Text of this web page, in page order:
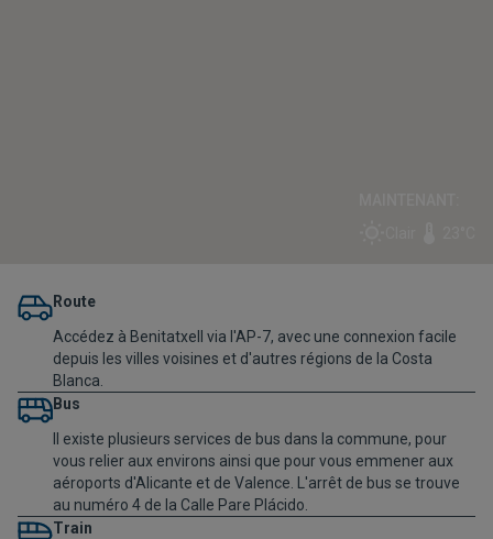
Route
Accédez à Benitatxell via l'AP-7, avec une connexion facile
depuis les villes voisines et d'autres régions de la Costa
Blanca.
Bus
Il existe plusieurs services de bus dans la commune, pour
vous relier aux environs ainsi que pour vous emmener aux
aéroports d'Alicante et de Valence. L'arrêt de bus se trouve
au numéro 4 de la Calle Pare Plácido.
Train